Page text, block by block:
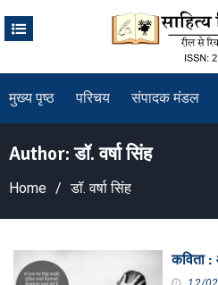
मुख्य पृष्ठ परिचय संपादक मंडल
Author:डॉ. वर्षा सिंह
Home डॉ. वर्षा सिंह
कविता :